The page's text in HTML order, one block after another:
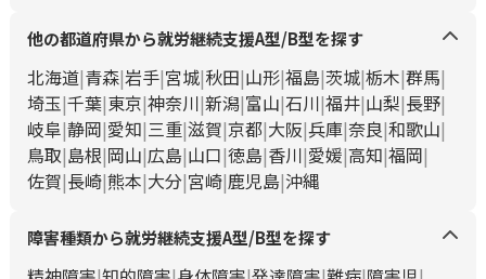
他の都道府県から就労継続支援A型/B型を探す
北海道 青森 岩手 宮城 秋田 山形 福島 茨城 栃木 群馬
埼玉 千葉 東京 神奈川 新潟 富山 石川 福井 山梨 長野
岐阜 静岡 愛知 三重 滋賀 京都 大阪 兵庫 奈良 和歌山
鳥取 島根 岡山 広島 山口 徳島 香川 愛媛 高知 福岡
佐賀 長崎 熊本 大分 宮崎 鹿児島 沖縄
障害種類から就労継続支援A型/B型を探す